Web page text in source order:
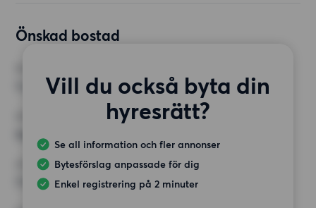
Önskad bostad
Vill du också byta din
hyresrätt?
Se all information och fler annonser
Bytesförslag anpassade för dig
Enkel registrering på 2 minuter
MINST ANTAL KVADRATMETER
HÖGSTA HYRA
7 000 kr